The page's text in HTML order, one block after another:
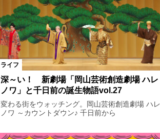
ライフ
深～い！ 新劇場「岡山芸術創造劇場 ハレ
ノワ」と千日前の誕生物語vol.27
変わる街をウォッチング。岡山芸術創造劇場 ハレ
ノワ ～カウントダウン♪ 千日前から